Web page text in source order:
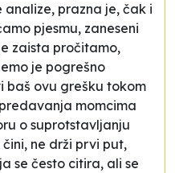
prazna je, čak i
pjesmu, zaneseni
zaista pročitamo,
je pogrešno
baš ovu grešku tokom
momcima
o suprotstavljanju
ne drži prvi put,
se često citira, ali se